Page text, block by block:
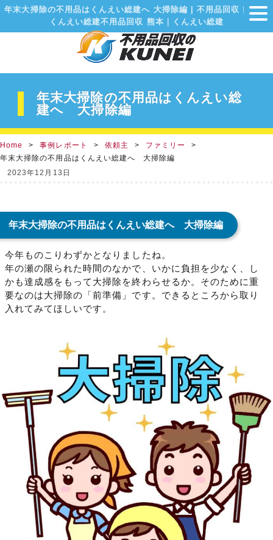
年末大掃除の不用品はくんえい総建へ 大掃除編 | 不用品回収 熊本｜
くんえい総建不用品回収 熊本｜くんえい総建
Home 事例レポート 依頼主
ファミリー
年末大掃除の不用品はくんえい総建へ 大掃除編
年末大掃除の不用品はくんえい総
建へ 大掃除編
2023年12月13日
年末大掃除の不用品はくんえい総建へ 大掃除編
今年ものこりわずかとなりましたね。
年の瀬の限られた時間のなかで、いかに負担を少なく、し
かも達成感をもって大掃除を終わらせるか。そのために重
要なのは大掃除の「前準備」です。できるところから取り
入れてみてほしいです。